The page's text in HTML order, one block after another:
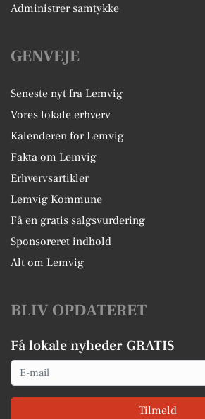
Administrer samtykke
GENVEJE
Seneste nyt fra Lemvig
Vores lokale erhverv
Kalenderen for Lemvig
Fakta om Lemvig
Erhvervsartikler
Lemvig Kommune
Få en gratis salgsvurdering
Sponsoreret indhold
Alt om Lemvig
BLIV OPDATERET
Få lokale nyheder GRATIS
Email
Tilmeld